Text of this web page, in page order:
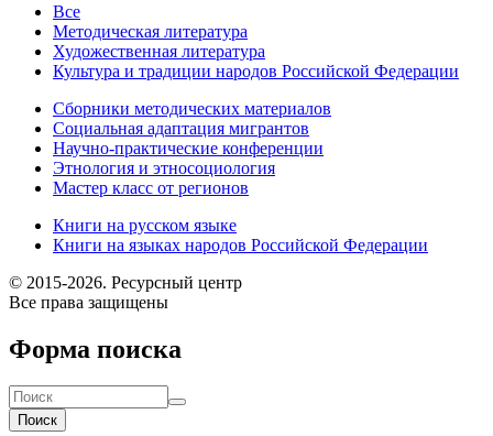
Все
Методическая литература
Художественная литература
Культура и традиции народов Российской Федерации
Сборники методических материалов
Социальная адаптация мигрантов
Научно-практические конференции
Этнология и этносоциология
Мастер класс от регионов
Книги на русском языке
Книги на языках народов Российской Федерации
© 2015-2026. Ресурсный центр
Все права защищены
Форма поиска
Поиск